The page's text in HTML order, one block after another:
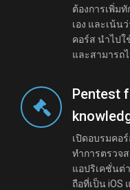
ต้องการเพิ่ม
เอง และเน้น
คอร์ส นำไปใ
และสามารถ
Pentest
เปิดอบรมคอ
ทำการตรวจ
แอปริเคชั่นต่
ถือที่เป็น iOS